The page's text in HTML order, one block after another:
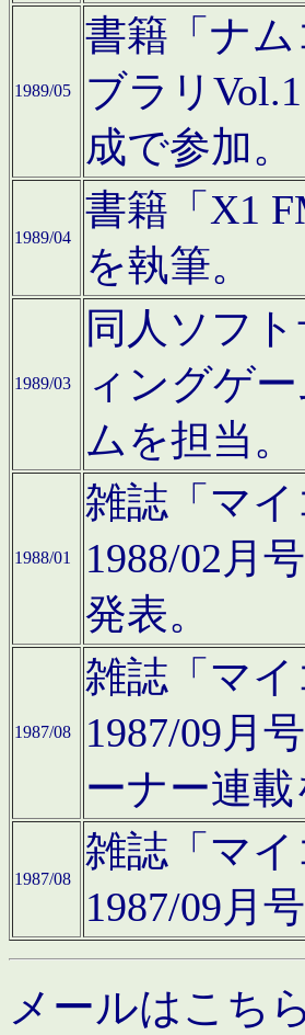
1989/05
書籍「ナ
ブラリ
成で参加。
1989/04
書籍「X1
を執筆。
1989/03
同人ソフ
ィングゲ
ムを担当。
1988/01
雑誌「マ
1988/02月
発表。
1987/08
雑誌「マ
1987/09月
ーナー連
1987/08
雑誌「マ
1987/09月
メールはこち